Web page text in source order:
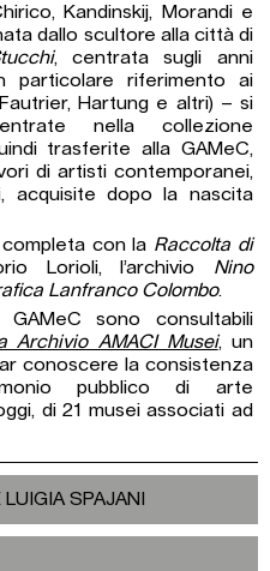
Kandinskij, Morandi e
dallo scultore alla città di
, centrata sugli anni
particolare riferimento ai
Hartung e altri) – si
nella collezione
trasferite alla GAMeC,
di artisti contemporanei,
acquisite dopo la nascita
completa con la Raccolta di
Lorioli, l’archivio Nino
Lanfranco Colombo.
sono consultabili
Archivio AMACI Musei, un
conoscere la consistenza
pubblico di arte
di 21 musei associati ad
SPAJANI